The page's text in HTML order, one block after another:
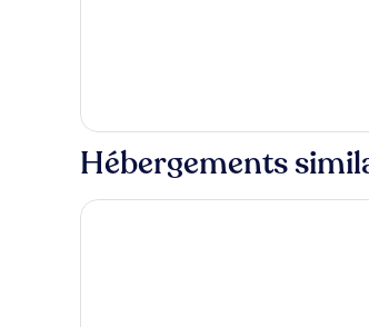
Non-
smoking
chambre
Double
Room,
Non-
smoking
Hébergements
Mitsui Garden Hotel Kumamoto